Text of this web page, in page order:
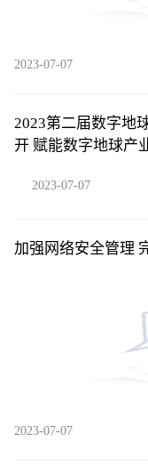
2023-07-07
2023第二届数字地
开 赋能数字地球产
2023-07-07
加强网络安全管理
2023-07-07